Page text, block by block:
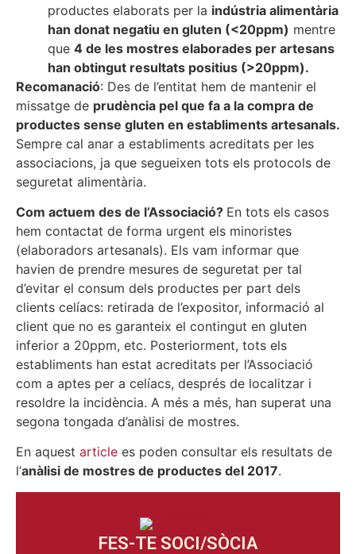
productes elaborats per la indústria alimentària
han donat negatiu en gluten (<20ppm) mentre
que 4 de les mostres elaborades per artesans
han obtingut resultats positius (>20ppm).
Recomanació: Des de l’entitat hem de mantenir el
missatge de prudència pel que fa a la compra de
productes sense gluten en establiments artesanals.
Sempre cal anar a establiments acreditats per les
associacions, ja que segueixen tots els protocols de
seguretat alimentària.
Com actuem des de l’Associació? En tots els casos
hem contactat de forma urgent els minoristes
(elaboradors artesanals). Els vam informar que
havien de prendre mesures de seguretat per tal
d’evitar el consum dels productes per part dels
clients celíacs: retirada de l’expositor, informació al
client que no es garanteix el contingut en gluten
inferior a 20ppm, etc. Posteriorment, tots els
establiments han estat acreditats per l’Associació
com a aptes per a celíacs, després de localitzar i
resoldre la incidència. A més a més, han superat una
segona tongada d’anàlisi de mostres.
En aquest article es poden consultar els resultats de
l’anàlisi de mostres de productes del 2017.
FES-TE SOCI/SÒCIA